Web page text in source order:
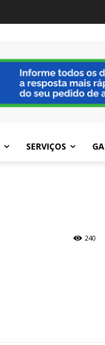
SERVIÇOS
240